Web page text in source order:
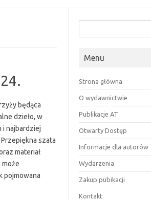
będąca
dzieło, w
i najbardziej
szata
materiał
pojmowana
Menu
Strona główna
O wydawnictwie
Publikacje AT
Otwarty Dostęp
Informacje dla autorów
Wydarzenia
Zakup pubikacji
Kontakt